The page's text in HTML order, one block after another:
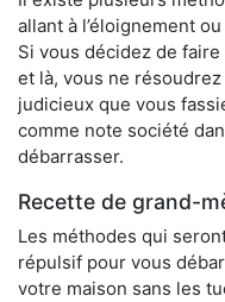
allant à l’éloignement
Si vous décidez de
et là, vous ne
judicieux que vous
comme note société
débarrasser.
Recette de grand-
Les méthodes qui
répulsif pour vous
votre maison sans les